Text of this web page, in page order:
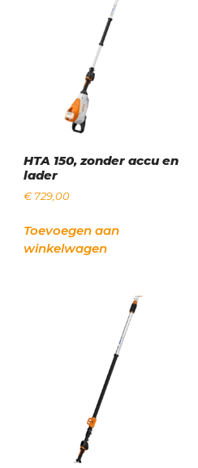
HTA 150, zonder accu en
lader
€729,00
Toevoegen aan
winkelwagen